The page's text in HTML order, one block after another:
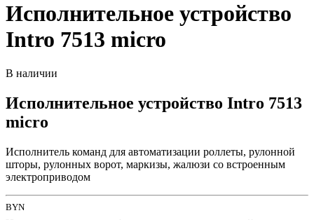
Исполнительное устройство
Intro 7513 micro
В наличии
Исполнительное устройство Intro 7513
micro
Исполнитель команд для автоматизации роллеты, рулонной
шторы, рулонных ворот, маркизы, жалюзи со встроенным
электроприводом
BYN